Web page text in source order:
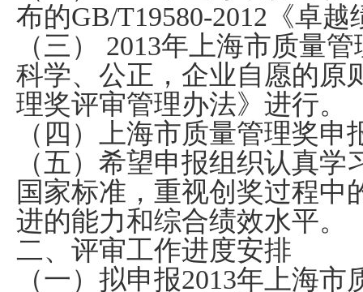
布的GB/T19580-2012 《卓
（三） 2013年上海市质量
科学、公正，企业自愿的原
理奖评审管理办法》进行。
（四）上海市质量管理奖
（五）希望申报组织认真
国家标准，重视创奖过程中
进的能力和综合绩效水平。
二、评审工作进度安排
（一）拟申报2013年上海市